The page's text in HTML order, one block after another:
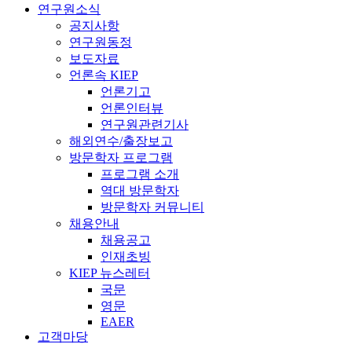
연구원소식
공지사항
연구원동정
보도자료
언론속 KIEP
언론기고
언론인터뷰
연구원관련기사
해외연수/출장보고
방문학자 프로그램
프로그램 소개
역대 방문학자
방문학자 커뮤니티
채용안내
채용공고
인재초빙
KIEP 뉴스레터
국문
영문
EAER
고객마당